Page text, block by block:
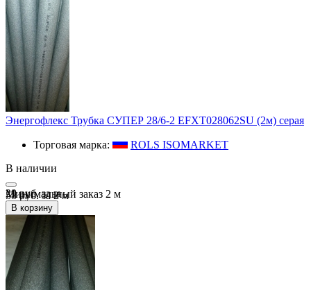
Энергофлекс Трубка СУПЕР 28/6-2 EFXT028062SU (2м) серая
Торговая марка:
ROLS ISOMARKET
В наличии
29 руб.зам
58 руб. за 2 м
Минимальный заказ 2 м
В корзину